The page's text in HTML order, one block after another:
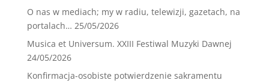
O nas w mediach; my w radiu, telewizji, gazetach, na
portalach… 25/05/2026
Musica et Universum. XXIII Festiwal Muzyki Dawnej
24/05/2026
Konfirmacja-osobiste potwierdzenie sakramentu